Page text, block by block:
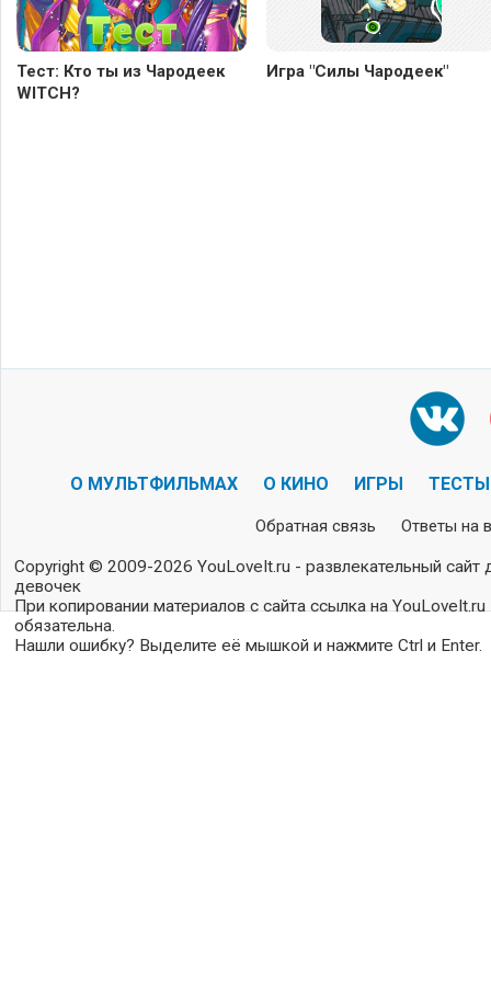
Тест: Кто ты из Чародеек
WITCH?
Игра "Силы Чародеек"
О МУЛЬТФИЛЬМАХ О КИНО ИГРЫ ТЕСТЫ
Обратная связь Ответы на
Copyright © 2009-2026 YouLoveIt.ru - развлекательный сайт
девочек
При копировании материалов с сайта ссылка на YouLoveIt.ru
обязательна.
Нашли ошибку? Выделите её мышкой и нажмите Ctrl и Enter.